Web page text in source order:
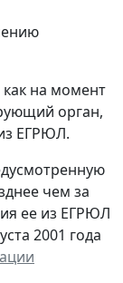
на момент
орган,
ЕГРЮЛ.
чем за
ее из ЕГРЮЛ
2001 года